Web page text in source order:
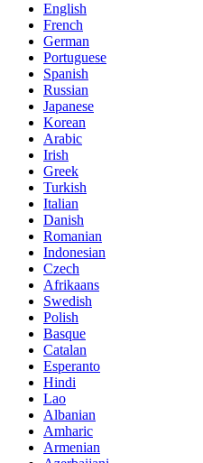
English
French
German
Portuguese
Spanish
Russian
Japanese
Korean
Arabic
Irish
Greek
Turkish
Italian
Danish
Romanian
Indonesian
Czech
Afrikaans
Swedish
Polish
Basque
Catalan
Esperanto
Hindi
Lao
Albanian
Amharic
Armenian